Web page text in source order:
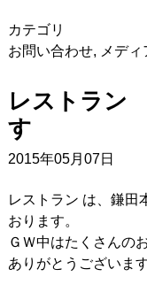
カテゴリ
お問い合わせ, メディ
レストラン
す
2015年05月07日
レストラン は、鎌田
おります。
ＧＷ中はたくさんの
ありがとうございます